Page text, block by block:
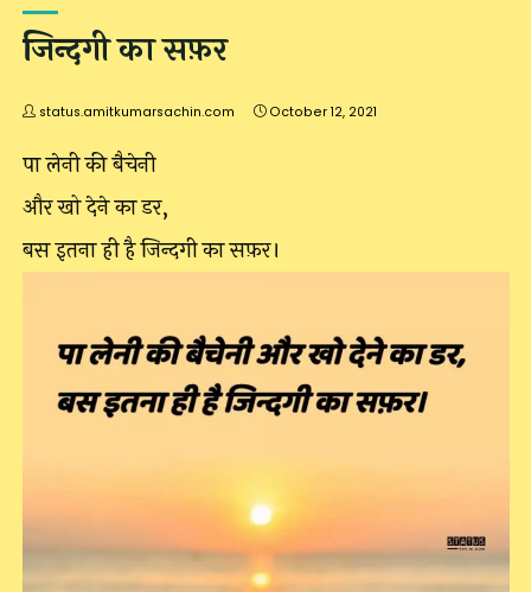
जिन्दगी का सफ़र
status.amitkumarsachin.com October 12, 2021
पा लेनी की बैचेनी
और खो देने का डर,
बस इतना ही है जिन्दगी का सफ़र।